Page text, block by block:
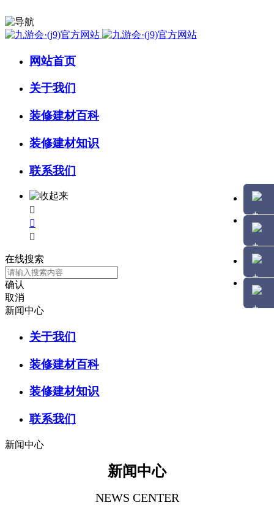
网站首页
关于我们
装修建材百科
装修建材知识
联系我们



在线搜索
确认
取消
新闻中心
关于我们
装修建材百科
装修建材知识
联系我们
新闻中心
新闻中心
NEWS CENTER